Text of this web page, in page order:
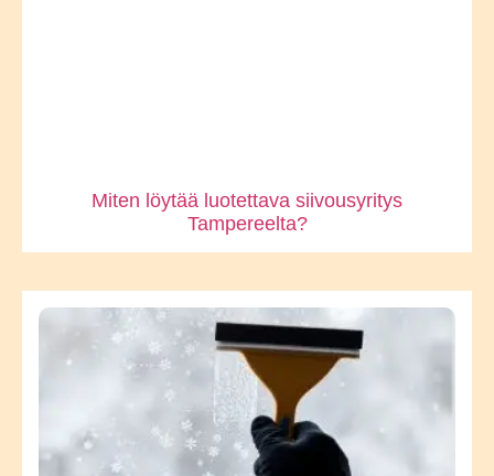
Miten löytää luotettava siivousyritys
Tampereelta?